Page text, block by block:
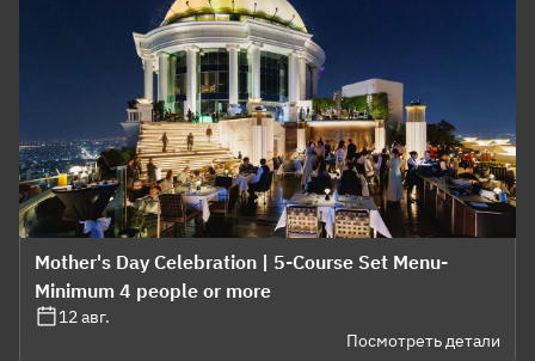
Mother's Day Celebration | 5-Course Set Menu-
Minimum 4 people or more
12 авг.
Посмотреть детали